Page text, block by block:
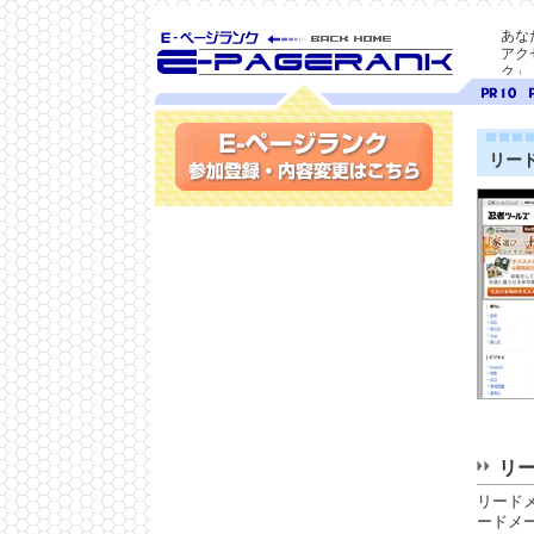
SEO対策に E-ページ
ランク
あな
アク
ク」
ランク
10
9
リー
リ
リード
ードメ
参加登録(無料)・内容変更